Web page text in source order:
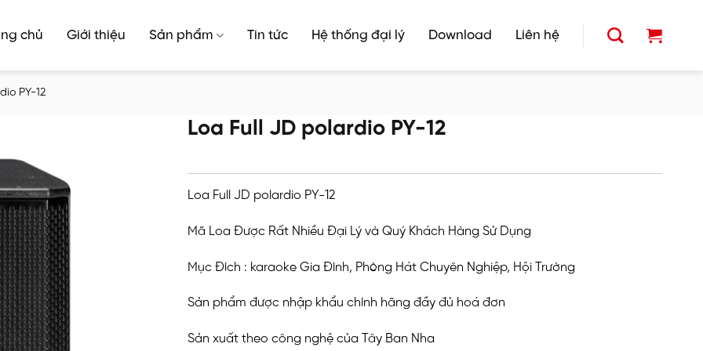
chủ Giới thiệu Sản phẩm Tin tức Hệ thống đại lý Download Liên hệ
PY-12
Loa Full JD polardio PY-12
Loa Full JD polardio PY-12
Mã Loa Được Rất Nhiều Đại Lý và Quý Khách Hàng Sử Dụng
Mục Đích : karaoke Gia Đình, Phòng Hát Chuyên Nghiệp, Hội Trường
Sản phẩm được nhập khẩu chính hãng đầy đủ hoá đơn
Sản xuất theo công nghệ của Tây Ban Nha